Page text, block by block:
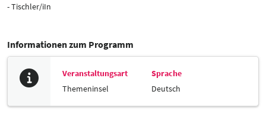
- Tischler/iIn
Informationen zum Programm
Veranstaltungsart
Themeninsel
Sprache
Deutsch